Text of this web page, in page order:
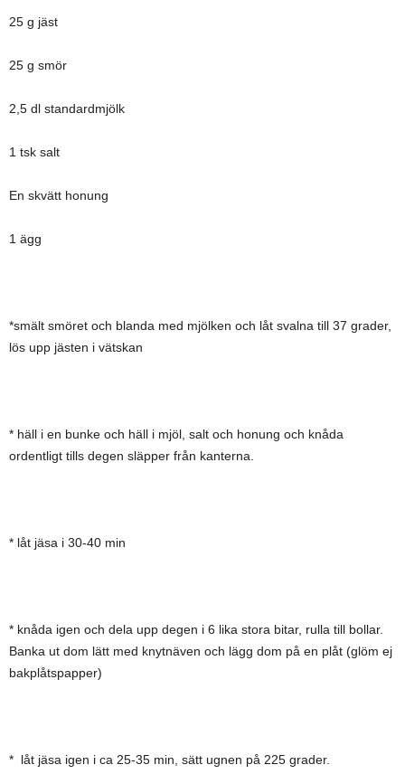
25 g jäst
25 g smör
2,5 dl standardmjölk
1 tsk salt
En skvätt honung
1 ägg
*smält smöret och blanda med mjölken och låt svalna till 37 grader,
lös upp jästen i vätskan
* häll i en bunke och häll i mjöl, salt och honung och knåda
ordentligt tills degen släpper från kanterna.
* låt jäsa i 30-40 min
* knåda igen och dela upp degen i 6 lika stora bitar, rulla till bollar.
Banka ut dom lätt med knytnäven och lägg dom på en plåt (glöm ej
bakplåtspapper)
* låt jäsa igen i ca 25-35 min, sätt ugnen på 225 grader.